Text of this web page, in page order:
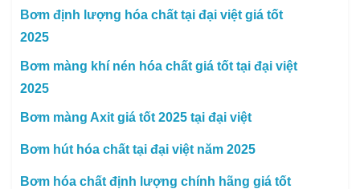
Bơm định lượng hóa chất tại đại việt giá tốt
2025
Bơm màng khí nén hóa chất giá tốt tại đại việt
2025
Bơm màng Axit giá tốt 2025 tại đại việt
Bơm hút hóa chất tại đại việt năm 2025
Bơm hóa chất định lượng chính hãng giá tốt